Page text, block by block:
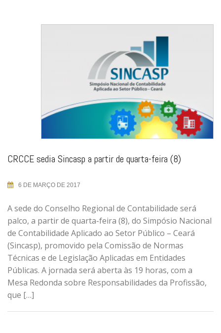
CRCCE sedia Sincasp a partir de quarta-feira (8)
6 DE MARÇO DE 2017
A sede do Conselho Regional de Contabilidade será
palco, a partir de quarta-feira (8), do Simpósio Nacional
de Contabilidade Aplicado ao Setor Público – Ceará
(Sincasp), promovido pela Comissão de Normas
Técnicas e de Legislação Aplicadas em Entidades
Públicas. A jornada será aberta às 19 horas, com a
Mesa Redonda sobre Responsabilidades da Profissão,
que […]